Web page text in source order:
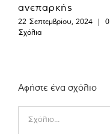
ανεπαρκής
22 Σεπτεμβρίου, 2024 |
0
Σχόλια
Αφήστε ένα σχόλιο